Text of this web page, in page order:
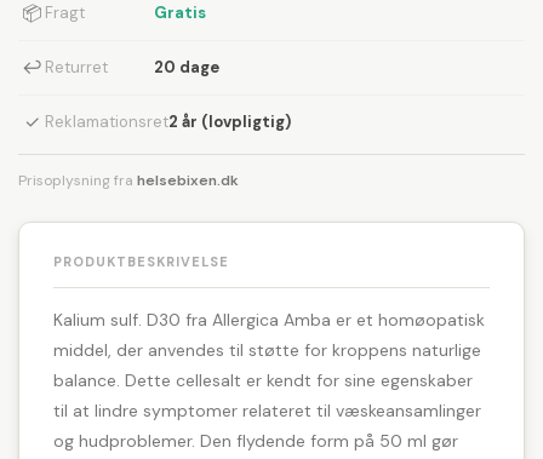
📦 Fragt Gratis
↩ Returret 20 dage
✓ Reklamationsret2 år (lovpligtig)
Prisoplysning fra helsebixen.dk
PRODUKTBESKRIVELSE
Kalium sulf. D30 fra Allergica Amba er et homøopatisk
middel, der anvendes til støtte for kroppens naturlige
balance. Dette cellesalt er kendt for sine egenskaber
til at lindre symptomer relateret til væskeansamlinger
og hudproblemer. Den flydende form på 50 ml gør